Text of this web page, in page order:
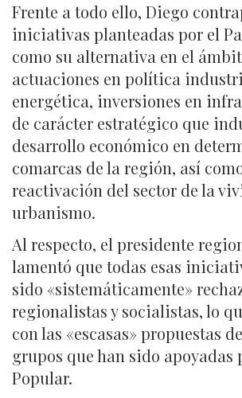
Frente a todo ello, Diego
iniciativas planteadas por el
como su alternativa en el
actuaciones en política
energética, inversiones en
de carácter estratégico que
desarrollo económico en
comarcas de la región, así
reactivación del sector de la
urbanismo.
Al respecto, el presidente
lamentó que todas esas
sido «sistemáticamente»
regionalistas y socialistas, lo
con las «escasas» propuestas
grupos que han sido apoyadas
Popular.